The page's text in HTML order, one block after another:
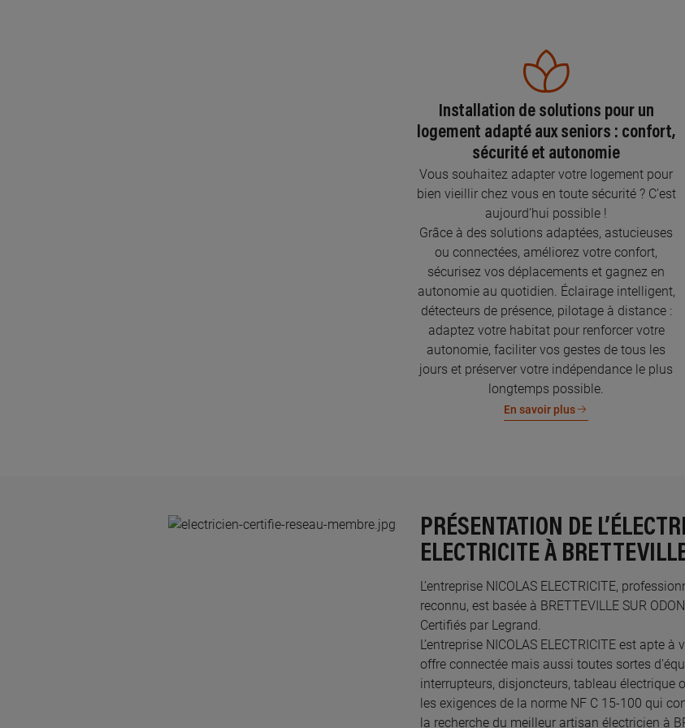
Installation de solutions pour un
logement adapté aux seniors : confort,
sécurité et autonomie
Vous souhaitez adapter votre logement pour
bien vieillir chez vous en toute sécurité ? C’est
aujourd’hui possible !
Grâce à des solutions adaptées, astucieuses
ou connectées, améliorez votre confort,
sécurisez vos déplacements et gagnez en
autonomie au quotidien. Éclairage intelligent,
détecteurs de présence, pilotage à distance :
adaptez votre habitat pour renforcer votre
autonomie, faciliter vos gestes de tous les
jours et préserver votre indépendance le plus
longtemps possible.
En savoir plus
PRÉSENTATION DE
ELECTRICITE À
L’entreprise NICOLAS ELECTRICITE,
reconnu, est basée à BRETTEVILLE SUR
Certifiés par Legrand.​
L’entreprise NICOLAS ELECTRICITE est apte
offre connectée mais aussi toutes sortes
interrupteurs, disjoncteurs, tableau électrique
les exigences de la norme NF C 15-100 qui
la recherche du meilleur artisan électricien à